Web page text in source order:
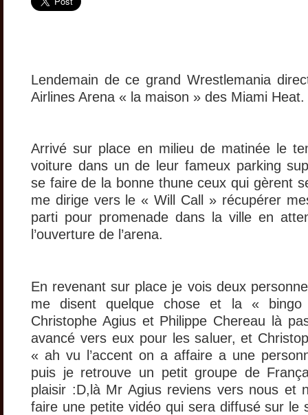
Lendemain de ce grand Wrestlemania
Airlines Arena « la maison » des Miami Heat.
Arrivé sur place en milieu de matinée le
voiture dans un de leur fameux parking
se faire de la bonne thune ceux qui gèrent
me dirige vers le « Will Call » récupérer
parti pour promenade dans la ville en
l’ouverture de l’arena.
En revenant sur place je vois deux
me disent quelque chose et la « bingo
Christophe Agius et Philippe Chereau là
avancé vers eux pour les saluer, et
« ah vu l’accent on a affaire a une
puis je retrouve un petit groupe de
plaisir :D,là Mr Agius reviens vers nous et
faire une petite vidéo qui sera diffusé sur le